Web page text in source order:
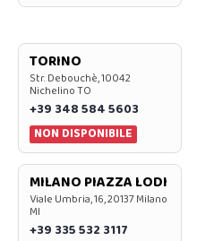
TORINO
Str. Debouchè, 10042
Nichelino TO
+39 348 584 5603
NON DISPONIBILE
MILANO PIAZZA LODI
Viale Umbria, 16, 20137 Milano
MI
+39 335 532 3117